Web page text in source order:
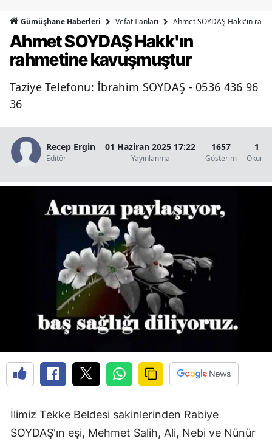
Bingöl
Bitlis
Bolu
Çanakkale
Çankırı
Çorum
Denizli
Diyarbakır
Edirne
Elazığ
Erzincan
Erzurum
Eskişehir
Gaziantep
Giresun
Gümüşhane Haberleri Vefat İlanları Ahmet SOYDAŞ Hakk'ın
Ahmet SOYDAŞ Hakk'ın
rahmetine kavuşmuştur
Taziye Telefonu: İbrahim SOYDAŞ - 0536 436 96
36
Recep Ergin
Editör
01 Haziran 2025 17:22
Yayınlanma
1657
Gösterim
1
İlimiz Tekke Beldesi sakinlerinden Rabiye
SOYDAŞ'ın eşi, Mehmet Salih, Ali, Nebi ve Nünür